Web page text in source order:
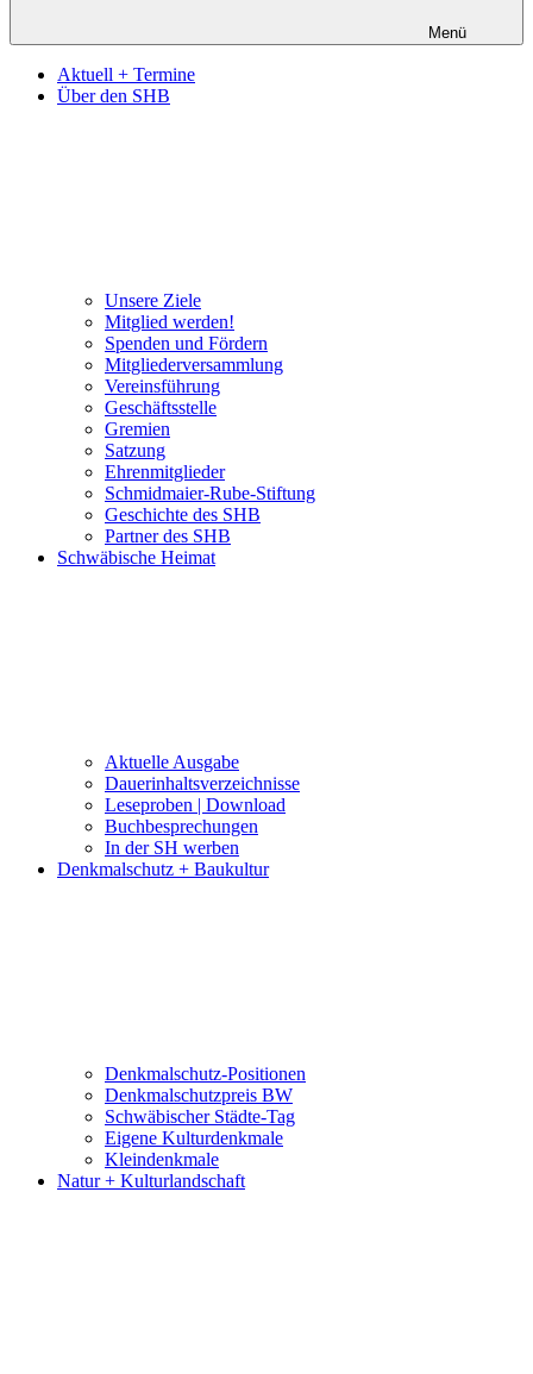
Menü
Aktuell + Termine
Über den SHB
Unsere Ziele
Mitglied werden!
Spenden und Fördern
Mitgliederversammlung
Vereinsführung
Geschäftsstelle
Gremien
Satzung
Ehrenmitglieder
Schmidmaier-Rube-Stiftung
Geschichte des SHB
Partner des SHB
Schwäbische Heimat
Aktuelle Ausgabe
Dauerinhaltsverzeichnisse
Leseproben | Download
Buchbesprechungen
In der SH werben
Denkmalschutz + Baukultur
Denkmalschutz-Positionen
Denkmalschutzpreis BW
Schwäbischer Städte-Tag
Eigene Kulturdenkmale
Kleindenkmale
Natur + Kulturlandschaft